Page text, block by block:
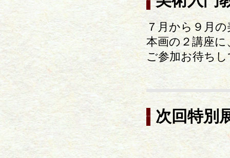
７月から９月
本画の２講座
ご参加お待ち
次回特別